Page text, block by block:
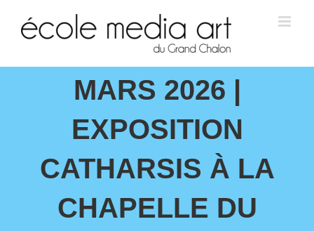
MARS 2026 |
EXPOSITION
CATHARSIS À LA
CHAPELLE DU